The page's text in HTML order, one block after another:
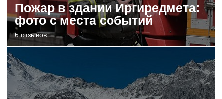
Пожар в здании Иргиредмета:
фото с места событий
6 отзывов